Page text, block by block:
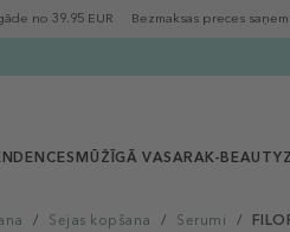
no 39.95 EUR Bezmaksas preces
MŪŽĪGĀ VASARAK-BEAUTY
/ Sejas kopšana / Serumi /